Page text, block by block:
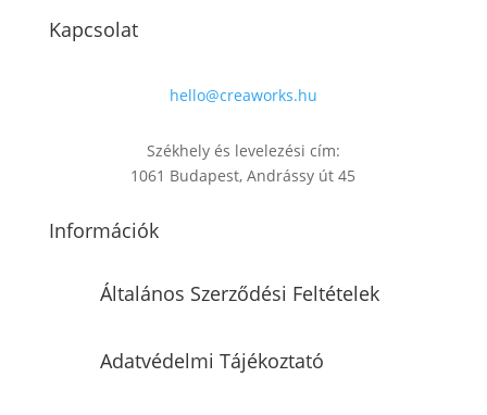
Kapcsolat
hello@creaworks.hu
Székhely és levelezési cím:
1061 Budapest, Andrássy út 45
Információk
Általános Szerződési Feltételek
Adatvédelmi Tájékoztató